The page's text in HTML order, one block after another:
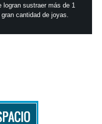
sustraer más de 1
cantidad de joyas.